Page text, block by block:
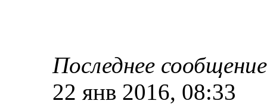
Последнее
22 янв 2016, 08:33